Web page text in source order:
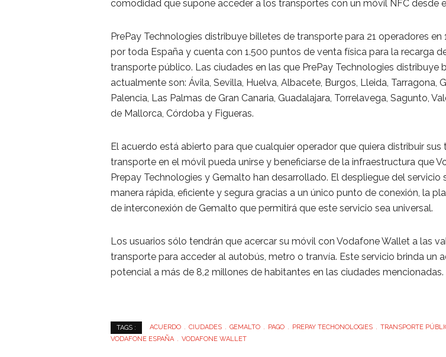
comodidad que supone acceder a los transportes con un móvil NFC desde
PrePay Technologies distribuye billetes de transporte para 21 operadores en
por toda España y cuenta con 1.500 puntos de venta física para la recarga
transporte público. Las ciudades en las que PrePay Technologies distribuye
actualmente son: Ávila, Sevilla, Huelva, Albacete, Burgos, Lleida, Tarragona,
Palencia, Las Palmas de Gran Canaria, Guadalajara, Torrelavega, Sagunto,
de Mallorca, Córdoba y Figueras.
El acuerdo está abierto para que cualquier operador que quiera distribuir sus
transporte en el móvil pueda unirse y beneficiarse de la infraestructura que
Prepay Technologies y Gemalto han desarrollado. El despliegue del servicio
manera rápida, eficiente y segura gracias a un único punto de conexión, la
de interconexión de Gemalto que permitirá que este servicio sea universal.
Los usuarios sólo tendrán que acercar su móvil con Vodafone Wallet a las
transporte para acceder al autobús, metro o tranvía. Este servicio brinda un
potencial a más de 8,2 millones de habitantes en las ciudades mencionadas.
TAGS : ACUERDO CIUDADES GEMALTO PAGO PREPAY TECHONOLOGIES TRANSPORTE
VODAFONE ESPAÑA
VODAFONE WALLET